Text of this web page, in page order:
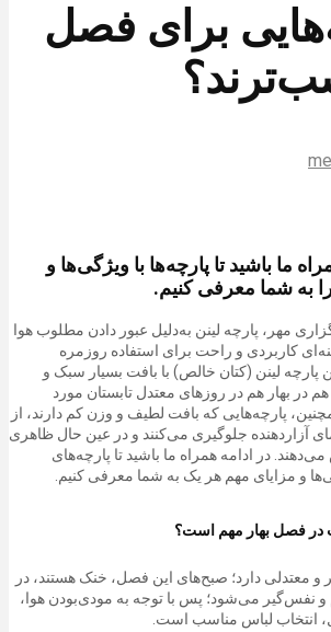
برای فصل
ما باشید تا پارچه‌ها با ویژگی‌ها و
به شما معرفی کنیم.
مهر ، پارچه لینن به‌دلیل عبور دادن مطلوب هوا
کاربردی و راحت برای استفاده روزمره
لینن (کتان خالص) با بافت بسیار سبک و
در بهار هم در روزهای معتدل تابستان مورد
پارچه‌هایی که بافت لطیف و وزن کم دارند، از
آزاردهنده جلوگیری می‌کنند و در عین حال ظاهری
در ادامه همراه ما باشید تا پارچه‌های
و مزایای مهم هر یک به شما معرفی کنیم.
در فصل بهار مهم است؟
و معتدلی دارد؛ صبح‌های این فصل، خنک هستند، در
و نفس‌گیر می‌شود؛ پس با توجه به مودی‌بودن هوا،
انتخاب لباس مناسب است.